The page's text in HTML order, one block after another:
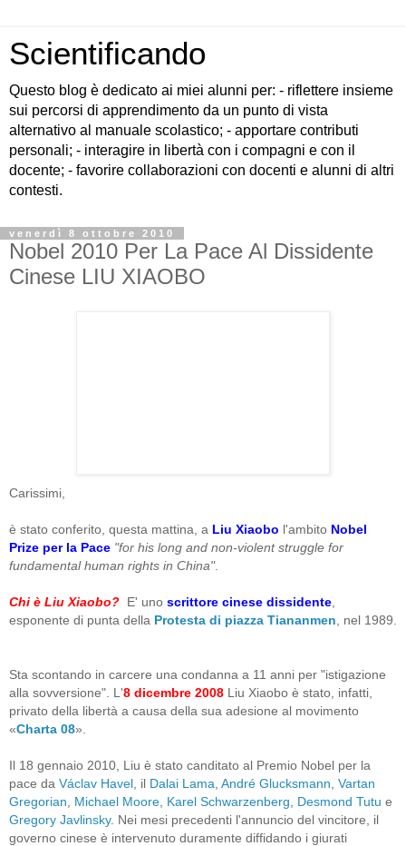
Scientificando
Questo blog è dedicato ai miei alunni per: - riflettere insieme
sui percorsi di apprendimento da un punto di vista
alternativo al manuale scolastico; - apportare contributi
personali; - interagire in libertà con i compagni e con il
docente; - favorire collaborazioni con docenti e alunni di altri
contesti.
venerdì 8 ottobre 2010
Nobel 2010 Per La Pace Al Dissidente
Cinese LIU XIAOBO
Carissimi,
è stato conferito, questa mattina, a Liu Xiaobo l'ambito Nobel
Prize per la Pace "for his long and non-violent struggle for
fundamental human rights in China".
Chi è Liu Xiaobo? E' uno scrittore cinese dissidente
esponente di punta della Protesta di piazza Tiananmen , nel 1989.
Sta scontando in carcere una condanna a 11 anni per "istigazione
alla sovversione". L'8 dicembre 2008 Liu Xiaobo è stato, infatti,
privato della libertà a causa della sua adesione al movimento
«Charta 08».
Il 18 gennaio 2010, Liu è stato canditato al Premio Nobel per la
pace da Václav Havel , il Dalai Lama André Glucksmann Vartan
Gregorian
Michael Moore Karel Schwarzenberg Desmond Tutu e
Gregory Javlinsky. Nei mesi precedenti l'annuncio del vincitore, il
governo cinese è intervenuto duramente diffidando i giurati